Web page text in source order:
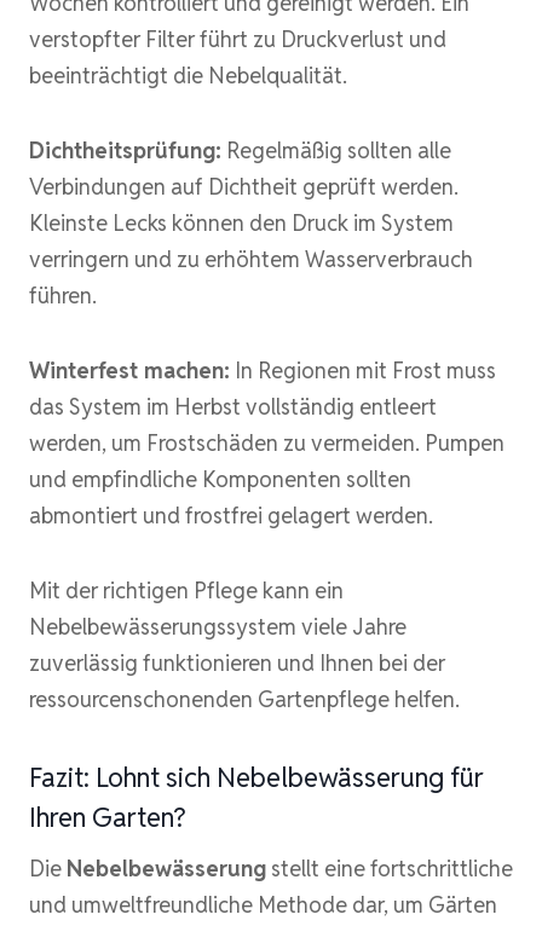
verstopfter Filter führt zu Druckverlust und
beeinträchtigt die Nebelqualität.
Dichtheitsprüfung: Regelmäßig sollten alle
Verbindungen auf Dichtheit geprüft werden.
Kleinste Lecks können den Druck im System
verringern und zu erhöhtem Wasserverbrauch
führen.
Winterfest machen: In Regionen mit Frost muss
das System im Herbst vollständig entleert
werden, um Frostschäden zu vermeiden. Pumpen
und empfindliche Komponenten sollten
abmontiert und frostfrei gelagert werden.
Mit der richtigen Pflege kann ein
Nebelbewässerungssystem viele Jahre
zuverlässig funktionieren und Ihnen bei der
ressourcenschonenden Gartenpflege helfen.
Fazit: Lohnt sich Nebelbewässerung für
Ihren Garten?
Die Nebelbewässerung stellt eine fortschrittliche
und umweltfreundliche Methode dar, um Gärten